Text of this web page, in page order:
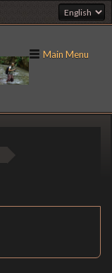
Main Menu